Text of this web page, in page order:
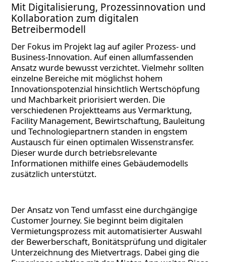
Mit Digitalisierung, Prozessinnovation und
Kollaboration zum digitalen
Betreibermodell
Der Fokus im Projekt lag auf agiler Prozess- und
Business-Innovation. Auf einen allumfassenden
Ansatz wurde bewusst verzichtet. Vielmehr sollten
einzelne Bereiche mit möglichst hohem
Innovationspotenzial hinsichtlich Wertschöpfung
und Machbarkeit priorisiert werden. Die
verschiedenen Projektteams aus Vermarktung,
Facility Management, Bewirtschaftung, Bauleitung
und Technologiepartnern standen in engstem
Austausch für einen optimalen Wissenstransfer.
Dieser wurde durch betriebsrelevante
Informationen mithilfe eines Gebäudemodells
zusätzlich unterstützt.
Der Ansatz von Tend umfasst eine durchgängige
Customer Journey. Sie beginnt beim digitalen
Vermietungsprozess mit automatisierter Auswahl
der Bewerberschaft, Bonitätsprüfung und digitaler
Unterzeichnung des Mietvertrags. Dabei ging die